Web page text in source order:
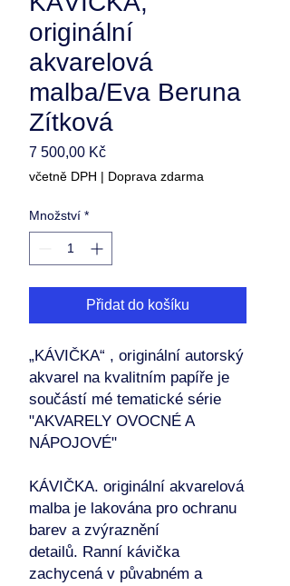
originální
akvarelová
malba/Eva Beruna
Zítková
7 500,00 KčCena
včetně DPH | Doprava zdarma
Množství *
Přidat do košíku
„KÁVIČKA“ , originální autorský
akvarel na kvalitním papíře je
součástí mé tematické série
"AKVARELY OVOCNÉ A
NÁPOJOVÉ"
KÁVIČKA. originální akvarelová
malba je lakována pro ochranu
barev a zvýraznění
detailů. Ranní kávička
zachycená v půvabném a